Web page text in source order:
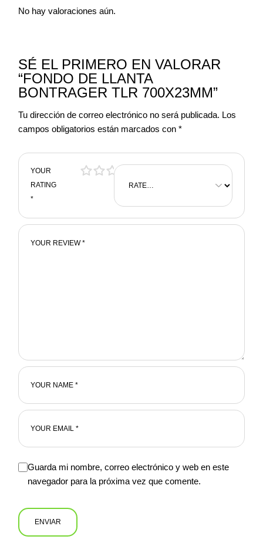
No hay valoraciones aún.
SÉ EL PRIMERO EN VALORAR
“FONDO DE LLANTA
BONTRAGER TLR 700X23MM”
Tu dirección de correo electrónico no será publicada. Los
campos obligatorios están marcados con*
YOUR
RATING
*
Guarda mi nombre, correo electrónico y web en este
navegador para la próxima vez que comente.
ENVIAR